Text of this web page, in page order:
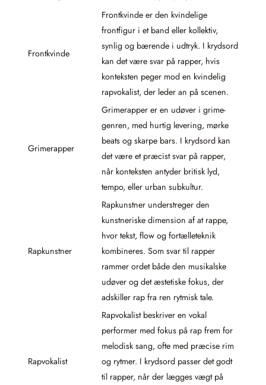
Frontkvinde
Frontkvinde er den kvindelige
frontfigur i et band eller kollektiv,
synlig og bærende i udtryk. I krydsord
kan det være svar på rapper, hvis
konteksten peger mod en kvindelig
rapvokalist, der leder an på scenen.
Grimerapper
Grimerapper er en udøver i grime-
genren, med hurtig levering, mørke
beats og skarpe bars. I krydsord kan
det være et præcist svar på rapper,
når konteksten antyder britisk lyd,
tempo, eller urban subkultur.
Rapkunstner
Rapkunstner understreger den
kunstneriske dimension af at rappe,
hvor tekst, flow og fortælleteknik
kombineres. Som svar til rapper
rammer ordet både den musikalske
udøver og det æstetiske fokus, der
adskiller rap fra ren rytmisk tale.
Rapvokalist
Rapvokalist beskriver en vokal
performer med fokus på rap frem for
melodisk sang, ofte med præcise rim
og rytmer. I krydsord passer det godt
til rapper, når der lægges vægt på